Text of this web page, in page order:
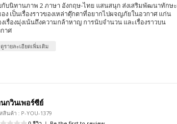
บนิทานภาพ 2 ภาษา อังกฤษ-ไทย แสนสนุก ส่งเสริมพัฒนาทักษะ
ง เป็นเรื่องราวของเหล่าตุ๊กตาที่อยากไปผจญภัยในอวกาศ แก่น
เรื่องมุ่งเน้นถึงความกล้าหาญ การนับจำนวน และเรื่องราวบน
าศ
ดูรายละเอียดเพิ่มเติม
นกวินเพอร์ซีย์
สินค้า : P-YOU-1379